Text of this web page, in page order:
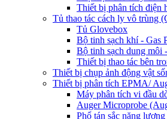
Thiết bị phân tích điện
Tủ thao tác cách ly vô trùng
Tủ Glovebox
Bộ tinh sạch khí - Gas
Bộ tinh sạch dung môi
Thiết bị thao tác bên
Thiết bị chụp ảnh động vật
Thiết bị phân tích EPMA/
Máy phân tích vi đầu
Auger Microprobe
Phổ tán sắc năng